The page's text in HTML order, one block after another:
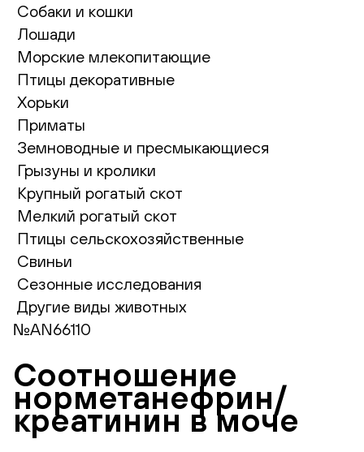
Собаки и кошки
Лошади
Морские млекопитающие
Птицы декоративные
Хорьки
Приматы
Земноводные и пресмыкающиеся
Грызуны и кролики
Крупный рогатый скот
Мелкий рогатый скот
Птицы сельскохозяйственные
Свиньи
Сезонные исследования
Другие виды животных
№AN66110
Соотношение
норметанефрин/
креатинин в моче